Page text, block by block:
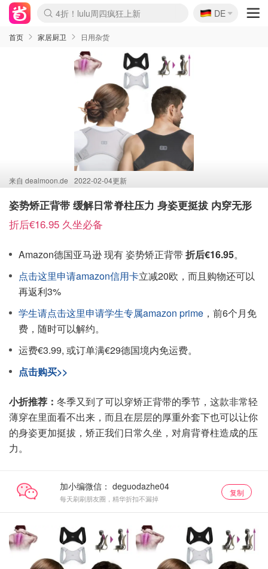
Boticinal 夏促开抢！
4折！lulu周四疯狂上新
还没结束！&OtherStories大促
Joybuy变相75折 随时失效
速领！Stanley独家85折
疑似霸哥！Camper额外叠85折
Zalando 奥莱闪促！每日更新
Moncler反季囤！5折起+叠9折
Coach Brooklyn仅€192
🇩🇪
DE
首页 家居厨卫 日用杂货
来自 dealmoon.de 2022-02-04更新
姿势矫正背带 缓解日常脊柱压力 身姿更挺拔 内穿无形
折后€16.95 久坐必备
Amazon德国亚马逊 现有 姿势矫正背带折后€16.95。
点击这里申请amazon信用卡立减20欧，而且购物还可以
再返利3%
学生请点击这里申请学生专属amazon prime ，前6个月免
费，随时可以解约。
运费€3.99, 或订单满€29德国境内免运费。
点击购买>>
小折推荐： 冬季又到了可以穿矫正背带的季节，这款非常轻
薄穿在里面看不出来，而且在层层的厚重外套下也可以让你
的身姿更加挺拔，矫正我们日常久坐，对肩背脊柱造成的压
力。
加小编微信：
每天刷刷朋友圈，精华折扣不漏掉
复制